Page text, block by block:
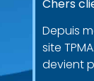
Chers
Depuis
site
devient